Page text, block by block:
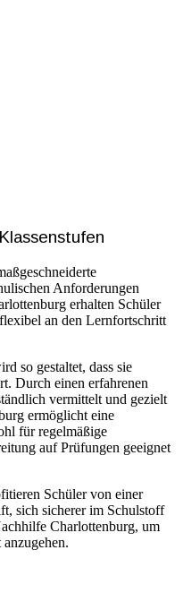
Anforderungen
erhalten Schüler
an den Lernfortschritt
so gestaltet, dass sie
Durch einen erfahrenen
vermittelt und gezielt
ermöglicht eine
für regelmäßige
auf Prüfungen geeignet
Schüler von einer
sich sicherer im Schulstoff
Charlottenburg, um